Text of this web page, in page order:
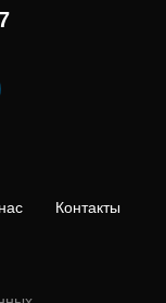
Контакты